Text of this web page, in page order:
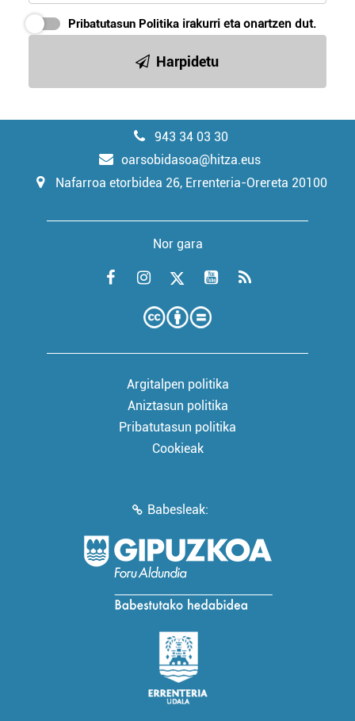
Pribatutasun Politika irakurri eta onartzen dut.
Harpidetu
943 34 03 30
oarsobidasoa@hitza.eus
Nafarroa etorbidea 26, Errenteria-Orereta 20100
Nor gara
Argitalpen politika
Aniztasun politika
Pribatutasun politika
Cookieak
Babesleak: